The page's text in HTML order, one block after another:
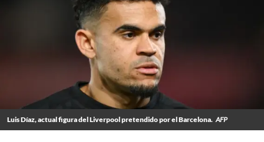
Luis Díaz, actual figura del Liverpool pretendido por el Barcelona. AFP